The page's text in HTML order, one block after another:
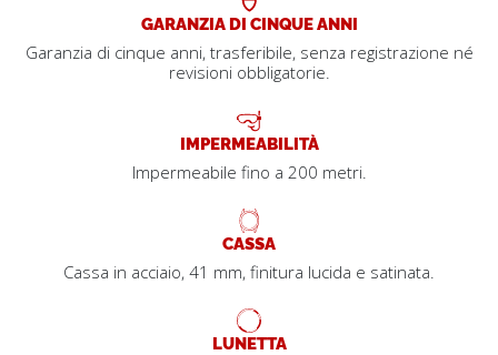
GARANZIA DI CINQUE ANNI
Garanzia di cinque anni, trasferibile, senza registrazione né
revisioni obbligatorie.
IMPERMEABILITÀ
Impermeabile fino a 200 metri.
CASSA
Cassa in acciaio, 41 mm, finitura lucida e satinata.
LUNETTA